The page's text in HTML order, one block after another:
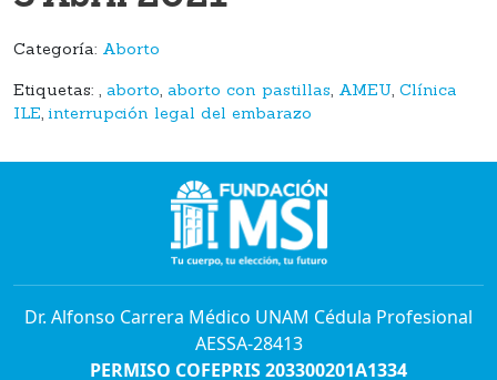
Categoría: Aborto
Etiquetas: , aborto, aborto con pastillas, AMEU, Clínica
ILE,interrupción legal del embarazo
Dr. Alfonso Carrera Médico UNAM Cédula Profesional
AESSA-28413
PERMISO COFEPRIS 203300201A1334